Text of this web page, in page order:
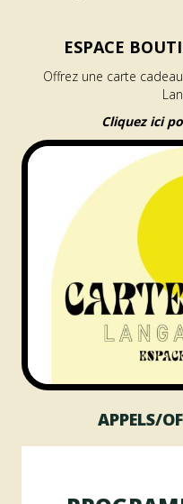
ESPACE
Offrez une carte
Cliquez ici
APPELS/